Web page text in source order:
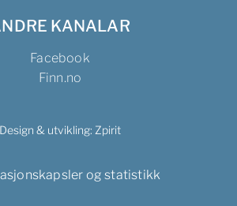
KANALAR
Facebook
Finn.no
Design & utvikling: Zpirit
og statistikk